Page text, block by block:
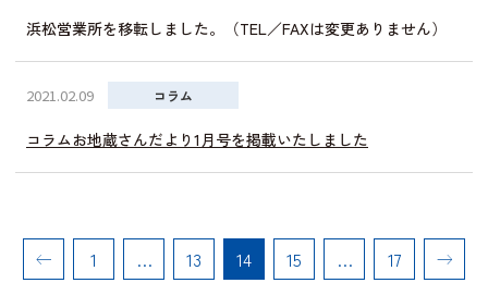
浜松営業所を移転しました。（TEL／FAXは変更ありません）
2021.02.09 コラム
コラムお地蔵さんだより1月号を掲載いたしました
前
の
1 … 13 14 15 … 17 Next
page